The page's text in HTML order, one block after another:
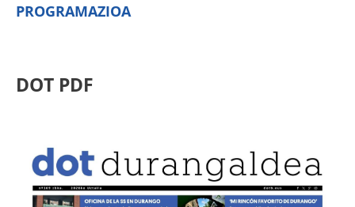
PROGRAMAZIOA
DOT PDF